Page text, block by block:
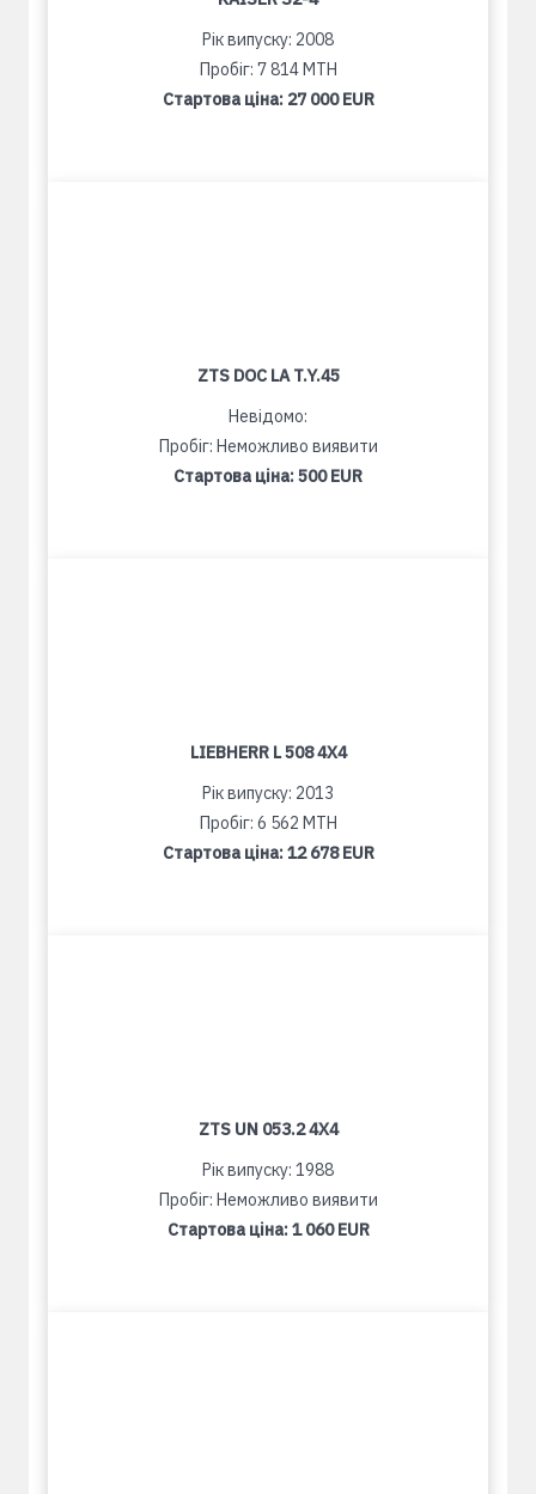
Рік випуску: 2008
Пробіг: 7 814 MTH
Стартова ціна: 27 000 EUR
ZTS DOC LA T.Y.45
Невідомо:
Пробіг: Неможливо виявити
Стартова ціна:500 EUR
LIEBHERR L 508 4X4
Рік випуску: 2013
Пробіг: 6 562 MTH
Стартова ціна:12 678 EUR
ZTS UN 053.2 4X4
Рік випуску: 1988
Пробіг: Неможливо виявити
Стартова ціна:1 060 EUR